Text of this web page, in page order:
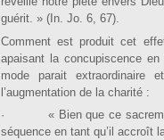
guérit. » (In. Jo. 6, 67).
Comment est produit cet
apaisant la concupis­cence
mode parait extraor­dinaire
l’augmentation de la charité :
· « Bien que ce sacrement
séquence en tant qu’il accroît